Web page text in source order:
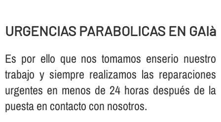
URGENCIAS PARABOLICAS EN GAIà
Es por ello que nos tomamos enserio nuestro
trabajo y siempre realizamos las reparaciones
urgentes en menos de 24 horas después de la
puesta en contacto con nosotros.